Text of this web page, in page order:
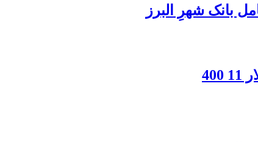
بانک شهرِ البرز